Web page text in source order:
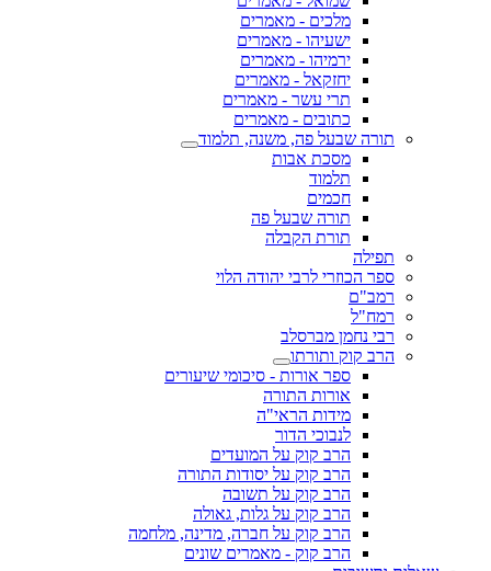
מלכים - מאמרים
ישעיהו - מאמרים
ירמיהו - מאמרים
יחזקאל - מאמרים
תרי עשר - מאמרים
כתובים - מאמרים
תורה שבעל פה, משנה, תלמוד
מסכת אבות
תלמוד
חכמים
תורה שבעל פה
תורת הקבלה
תפילה
ספר הכוזרי לרבי יהודה הלוי
רמב"ם
רמח"ל
רבי נחמן מברסלב
הרב קוק ותורתו
ספר אורות - סיכומי שיעורים
אורות התורה
מידות הראי"ה
לנבוכי הדור
הרב קוק על המועדים
הרב קוק על יסודות התורה
הרב קוק על תשובה
הרב קוק על גלות, גאולה
הרב קוק על חברה, מדינה, מלחמה
הרב קוק - מאמרים שונים